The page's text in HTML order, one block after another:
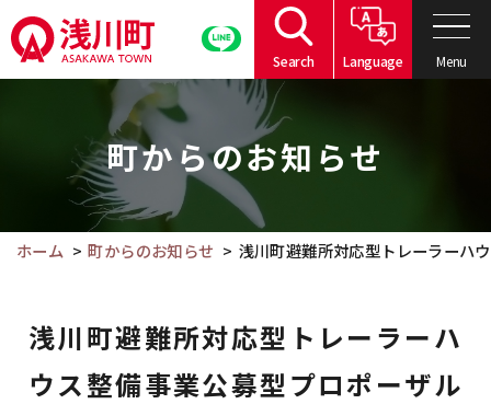
の
ペ
へ
Search Language Menu
文
町からのお知らせ
ホーム 町からのお知らせ 浅川町避難所対応型トレーラーハ
浅川町避難所対応型トレーラーハ
ウス整備事業公募型プロポーザル